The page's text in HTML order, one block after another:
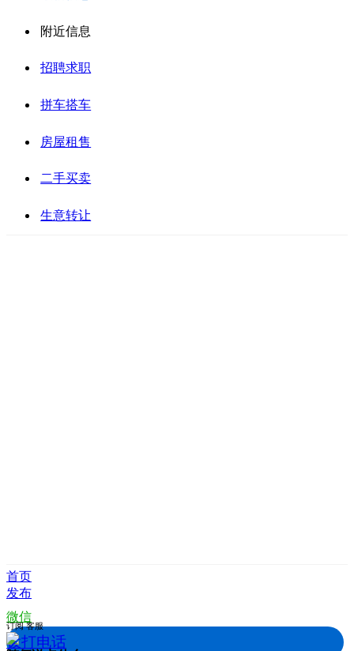
附近信息
招聘求职
拼车搭车
房屋租售
二手买卖
生意转让
首页
发布
微信
拨打电话
订阅 客服